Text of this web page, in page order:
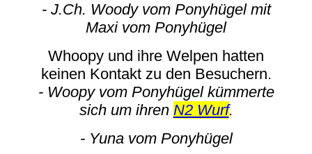
- J.Ch. Woody vom Ponyhügel mit
Maxi vom Ponyhügel
Whoopy und ihre Welpen hatten
keinen Kontakt zu den Besuchern.
- Woopy vom Ponyhügel kümmerte
sich um ihren N2 Wurf.
- Yuna vom Ponyhügel